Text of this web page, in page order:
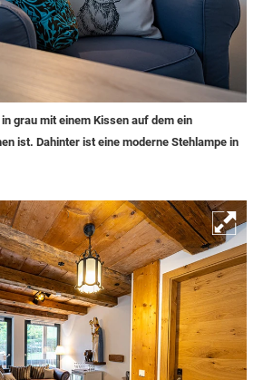
grau mit einem Kissen auf dem ein
ist. Dahinter ist eine moderne Stehlampe in